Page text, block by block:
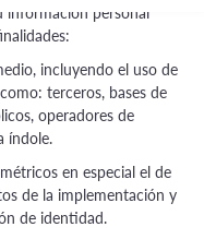
información personal
incluyendo el uso de
terceros, bases de
operadores de
índole.
en especial el de
de la implementación y
de identidad.